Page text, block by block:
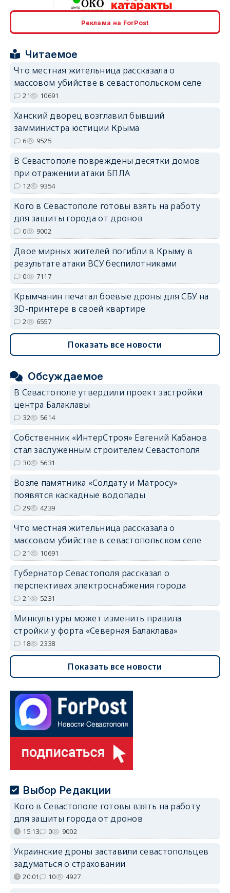
erid: 2SDnjcrDNw6
Реклама на ForPost
Читаемое
Что местная жительница рассказала о
массовом убийстве в севастопольском селе
21 10691
Ханский дворец возглавил бывший
замминистра юстиции Крыма
6 9525
В Севастополе повреждены десятки домов
при отражении атаки БПЛА
12 9354
Кого в Севастополе готовы взять на работу
для защиты города от дронов
0 9002
Двое мирных жителей погибли в Крыму в
результате атаки ВСУ беспилотниками
0 7117
Крымчанин печатал боевые дроны для СБУ на
3D-принтере в своей квартире
2 6557
Показать все новости
Обсуждаемое
В Севастополе утвердили проект застройки
центра Балаклавы
32 5614
Собственник «ИнтерСтроя» Евгений Кабанов
стал заслуженным строителем Севастополя
30 5631
Возле памятника «Солдату и Матросу»
появятся каскадные водопады
29 4239
Что местная жительница рассказала о
массовом убийстве в севастопольском селе
21 10691
Губернатор Севастополя рассказал о
перспективах электроснабжения города
21 5231
Минкультуры может изменить правила
стройки у форта «Северная Балаклава»
18 2338
Показать все новости
Выбор Редакции
Кого в Севастополе готовы взять на работу
для защиты города от дронов
15:13 0 9002
Украинские дроны заставили севастопольцев
задуматься о страховании
20:01 10 4927